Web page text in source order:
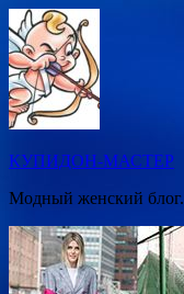
Перейти
к
содержимому
КУПИДОН-МАСТЕР
Модный женский блог.